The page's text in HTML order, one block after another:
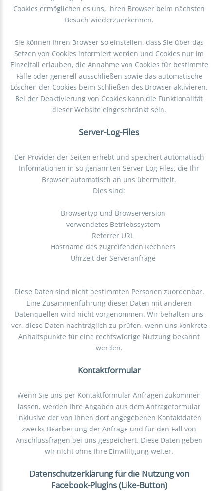
Cookies ermöglichen es uns, Ihren Browser beim nächsten
Besuch wiederzuerkennen.
Sie können Ihren Browser so einstellen, dass Sie über das
Setzen von Cookies informiert werden und Cookies nur im
Einzelfall erlauben, die Annahme von Cookies für bestimmte
Fälle oder generell ausschließen sowie das automatische
Löschen der Cookies beim Schließen des Browser aktivieren.
Bei der Deaktivierung von Cookies kann die Funktionalität
dieser Website eingeschränkt sein.
Server-Log-Files
Der Provider der Seiten erhebt und speichert automatisch
Informationen in so genannten Server-Log Files, die Ihr
Browser automatisch an uns übermittelt.
Dies sind:
Browsertyp und Browserversion
verwendetes Betriebssystem
Referrer URL
Hostname des zugreifenden Rechners
Uhrzeit der Serveranfrage
Diese Daten sind nicht bestimmten Personen zuordenbar.
Eine Zusammenführung dieser Daten mit anderen
Datenquellen wird nicht vorgenommen. Wir behalten uns
vor, diese Daten nachträglich zu prüfen, wenn uns konkrete
Anhaltspunkte für eine rechtswidrige Nutzung bekannt
werden.
Kontaktformular
Wenn Sie uns per Kontaktformular Anfragen zukommen
lassen, werden Ihre Angaben aus dem Anfrageformular
inklusive der von Ihnen dort angegebenen Kontaktdaten
zwecks Bearbeitung der Anfrage und für den Fall von
Anschlussfragen bei uns gespeichert. Diese Daten geben
wir nicht ohne Ihre Einwilligung weiter.
Datenschutzerklärung für die Nutzung von
Facebook-Plugins (Like-Button)